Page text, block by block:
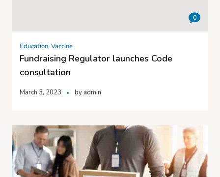
0
Education,Vaccine
Fundraising Regulator launches Code
consultation
March 3, 2023 by admin